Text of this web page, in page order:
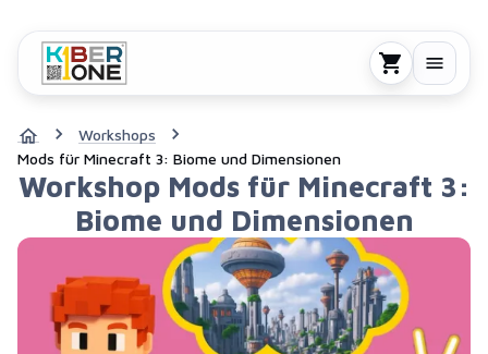
Workshops
Mods für Minecraft 3: Biome und Dimensionen
Workshop Mods für Minecraft 3:
Biome und Dimensionen